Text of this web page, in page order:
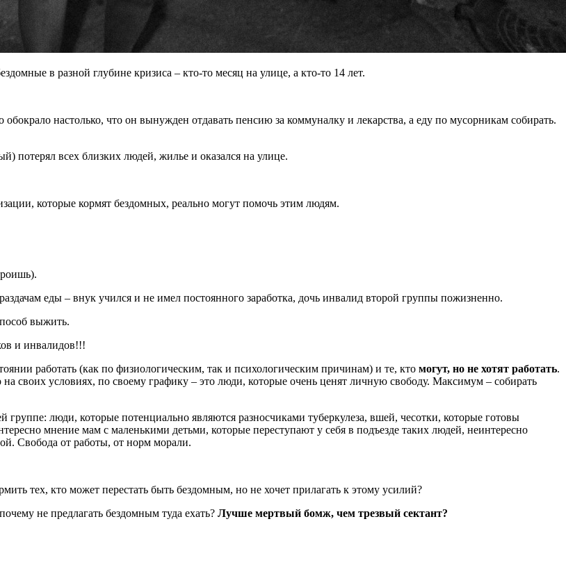
в разной глубине кризиса – кто-то месяц на улице, а кто-то 14 лет.
настолько, что он вынужден отдавать пенсию за коммуналку и лекарства, а еду по мусорникам собирать.
потерял всех близких людей, жилье и оказался на улице.
которые кормят бездомных, реально могут помочь этим людям.
еды – внук учился и не имел постоянного заработка, дочь инвалид второй группы пожизненно.
выжить.
и инвалидов!!!
работать (как по физиологическим, так и психологическим причинам) и те, кто могут, но не хотят работать.
своих условиях, по своему графику – это люди, которые очень ценят личную свободу. Максимум – собирать
группе: люди, которые потенциально являются разносчиками туберкулеза, вшей, чесотки, которые готовы
мнение мам с маленькими детьми, которые переступают у себя в подъезде таких людей, неинтересно
Свобода от работы, от норм морали.
тех, кто может перестать быть бездомным, но не хочет прилагать к этому усилий?
не предлагать бездомным туда ехать? Лучше мертвый бомж, чем трезвый сектант?